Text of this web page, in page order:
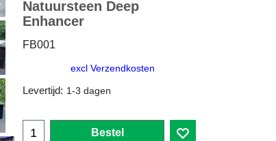
Natuursteen Deep
Enhancer
FB001
excl Verzendkosten
Levertijd: 1-3 dagen
Bestel